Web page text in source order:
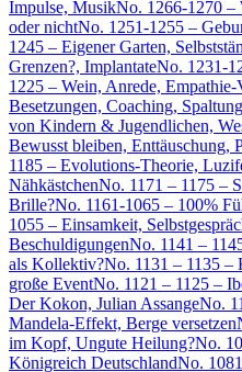
Impulse, MusikNo. 1266-1270 –
oder nichtNo. 1251-1255 –
1245 – Eigener Garten,
Grenzen?, ImplantateNo. 1231-
1225 – Wein, Anrede,
Besetzungen, Coaching,
von Kindern & Jugendlichen,
Bewusst bleiben, Enttäuschung,
1185 – Evolutions-Theorie,
NähkästchenNo. 1171 – 1175 –
Brille?No. 1161-1065 – 100%
1055 – Einsamkeit,
BeschuldigungenNo. 1141 –
als Kollektiv?No. 1131 – 1135 –
große EventNo. 1121 – 1125 –
Der Kokon, Julian AssangeNo.
Mandela-Effekt, Berge versetzen
im Kopf, Ungute Heilung?No.
Königreich DeutschlandNo.